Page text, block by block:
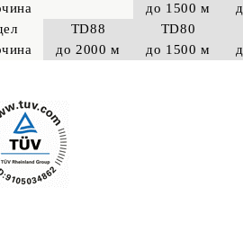
до 1500 м
TD88
TD80
до 2000 м до 1500 м